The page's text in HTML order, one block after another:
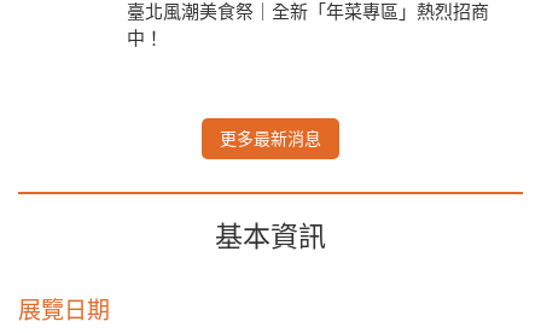
臺北風潮美食祭｜全新「年菜專區」熱烈招商
中！
更多最新消息
基本資訊
展覽日期